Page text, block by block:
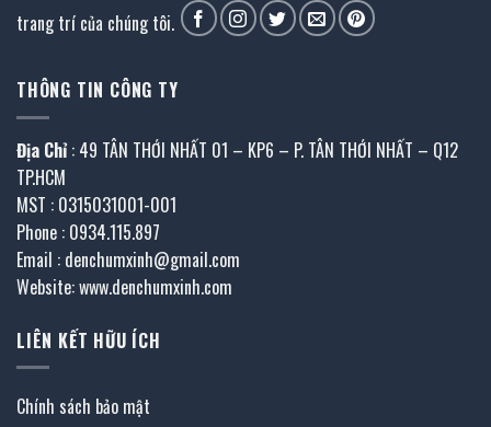
trang trí của chúng tôi.
THÔNG TIN CÔNG TY
Địa Chỉ : 49 TÂN THỚI NHẤT 01 – KP6 – P. TÂN THỚI NHẤT – Q12
TP.HCM
MST : 0315031001-001
Phone : 0934.115.897
Email : denchumxinh@gmail.com
Website: www.denchumxinh.com
LIÊN KẾT HỮU ÍCH
Chính sách bảo mật